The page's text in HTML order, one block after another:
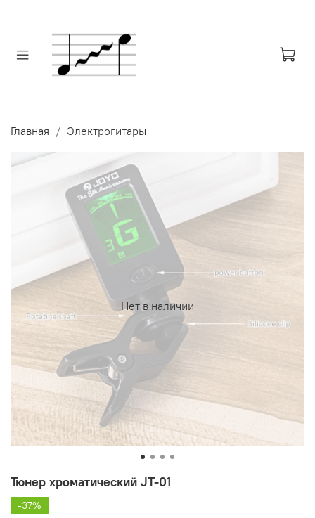
Главная Электрогитары
Нет в наличии
Тюнер хроматический JT-01
-37%